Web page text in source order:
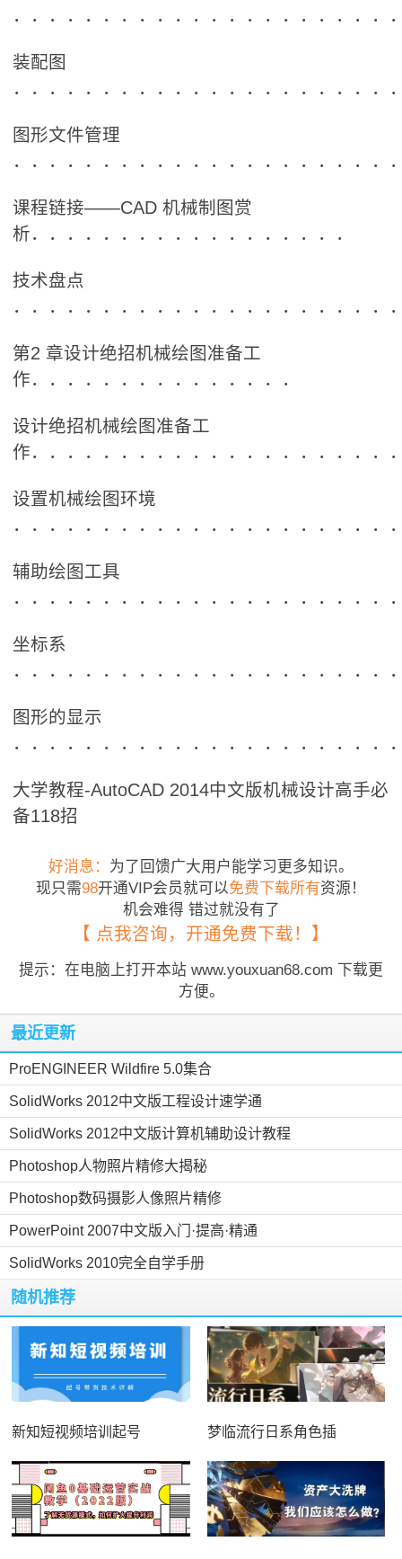
．．．．．．．．．．．．．．．．．．．．
装配图
．．．．．．．．．．．．．．．．．．．．
图形文件管理
．．．．．．．．．．．．．．．．．．．．．
课程链接――CAD 机械制图赏
析．．．．．．．．．．．．．．．．．．
技术盘点
．．．．．．．．．．．．．．．．．．．．．
第2 章设计绝招机械绘图准备工
作．．．．．．．．．．．．．．．
设计绝招机械绘图准备工
作．．．．．．．．．．．．．．．．．．．．
设置机械绘图环境
．．．．．．．．．．．．．．．．．．．．．
辅助绘图工具
．．．．．．．．．．．．．．．．．．．．．
坐标系
．．．．．．．．．．．．．．．．．．．．
图形的显示
．．．．．．．．．．．．．．．．．．．．．
大学教程-AutoCAD 2014中文版机械设计高手必
备118招
好消息： 为了回馈广大用户能学习更多知识。
现只需98开通VIP会员就可以免费下载所有资源！
机会难得 错过就没有了
【 点我咨询，开通免费下载！】
提示：在电脑上打开本站 www.youxuan68.com 下载更
方便。
最近更新
ProENGINEER Wildfire 5.0集合
SolidWorks 2012中文版工程设计速学通
SolidWorks 2012中文版计算机辅助设计教程
Photoshop人物照片精修大揭秘
Photoshop数码摄影人像照片精修
PowerPoint 2007中文版入门·提高·精通
SolidWorks 2010完全自学手册
随机推荐
新知短视频培训起号 梦临流行日系角色插